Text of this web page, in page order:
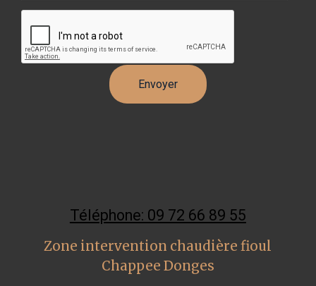
Téléphone: 09 72 66 89 55
Zone intervention chaudière fioul
Chappee Donges